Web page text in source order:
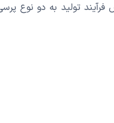
تولید به دو نوع